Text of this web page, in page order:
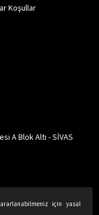
Koşullar
A Blok Altı - SİVAS
için yasal